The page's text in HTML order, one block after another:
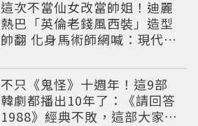
這次不當仙女改當帥姐！迪麗
熱巴「英倫老錢風西裝」造型
帥翻 化身馬術師網喊：現代版
不只《鬼怪》十週年！這9部
韓劇都播出10年了：《請回答
1988》經典不敗，這部大家狂